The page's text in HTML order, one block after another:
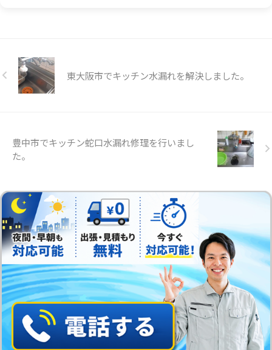
東大阪市でキッチン水漏れを解決しました。
豊中市でキッチン蛇口水漏れ修理を行いまし
た。